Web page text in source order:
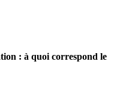
: à quoi correspond le